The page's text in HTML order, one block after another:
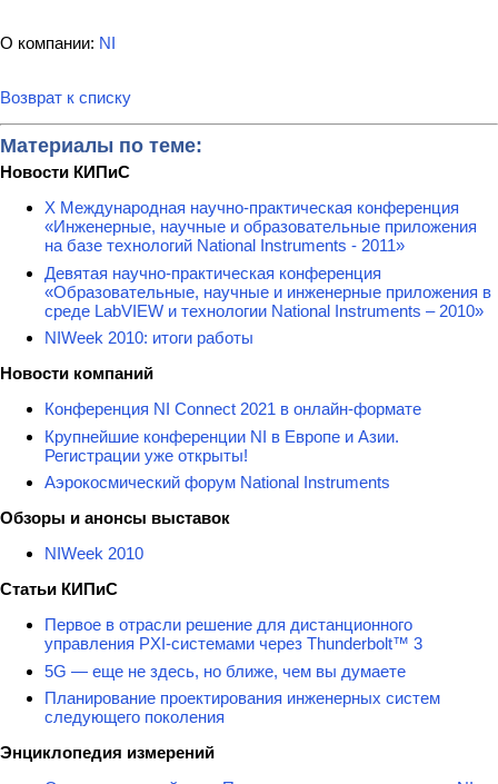
О компании: NI
Возврат к списку
Материалы по теме:
Новости КИПиС
X Международная научно-практическая конференция
«Инженерные, научные и образовательные приложения
на базе технологий National Instruments - 2011»
Девятая научно-практическая конференция
«Образовательные, научные и инженерные приложения в
среде LabVIEW и технологии National Instruments – 2010»
NIWeek 2010: итоги работы
Новости компаний
Конференция NI Connect 2021 в онлайн-формате
Крупнейшие конференции NI в Европе и Азии.
Регистрации уже открыты!
Аэрокосмический форум National Instruments
Обзоры и анонсы выставок
NIWeek 2010
Статьи КИПиС
Первое в отрасли решение для дистанционного
управления PXI-системами через Thunderbolt™ 3
5G — еще не здесь, но ближе, чем вы думаете
Планирование проектирования инженерных систем
следующего поколения
Энциклопедия измерений